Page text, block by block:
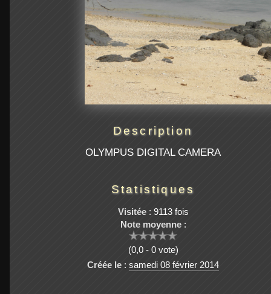
Description
OLYMPUS DIGITAL CAMERA
Statistiques
Visitée: 9113 fois
Note moyenne:
(0,0 - 0 vote)
Créée le : samedi 08 février 2014